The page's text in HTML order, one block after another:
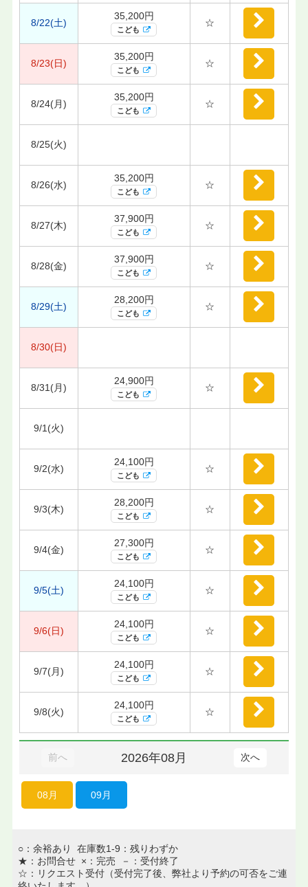
8/22(土)
35,200円
こども
☆
8/23(日)
35,200円
こども
☆
8/24(月)
35,200円
こども
☆
8/25(火)
8/26(水)
35,200円
こども
☆
8/27(木)
37,900円
こども
☆
8/28(金)
37,900円
こども
☆
8/29(土)
28,200円
こども
☆
8/30(日)
8/31(月)
24,900円
こども
☆
9/1(火)
9/2(水)
24,100円
こども
☆
9/3(木)
28,200円
こども
☆
9/4(金)
27,300円
こども
☆
9/5(土)
24,100円
こども
☆
9/6(日)
24,100円
こども
☆
9/7(月)
24,100円
こども
☆
9/8(火)
24,100円
こども
☆
前へ 2026年08月 次へ
08月 09月
○：余裕あり 在庫数1-9：残りわずか
★：お問合せ ×：完売 －：受付終了
☆：リクエスト受付（受付完了後、弊社より予約の可否をご連